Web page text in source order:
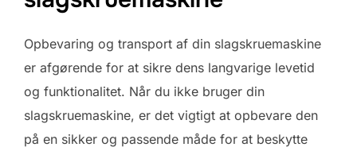
Opbevaring og transport af din slagskruemaskine
er afgørende for at sikre dens langvarige levetid
og funktionalitet. Når du ikke bruger din
slagskruemaskine, er det vigtigt at opbevare den
på en sikker og passende måde for at beskytte